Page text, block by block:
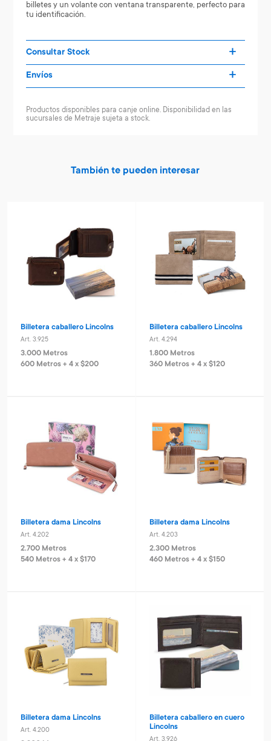
billetes y un volante con ventana transparente, perfecto para
tu identificación.
Consultar Stock
Envíos
Productos disponibles para canje online. Disponibilidad en las
sucursales de Metraje sujeta a stock.
También te pueden interesar
Billetera caballero Lincolns
Art. 3.925
3.000 Metros
600 Metros + 4 x $200
Billetera caballero Lincolns
Art. 4.294
1.800 Metros
360 Metros + 4 x $120
Billetera dama Lincolns
Art. 4.202
2.700 Metros
540 Metros + 4 x $170
Billetera dama Lincolns
Art. 4.203
2.300 Metros
460 Metros + 4 x $150
Billetera dama Lincolns
Art. 4.200
Billetera caballero en cuero
Lincolns